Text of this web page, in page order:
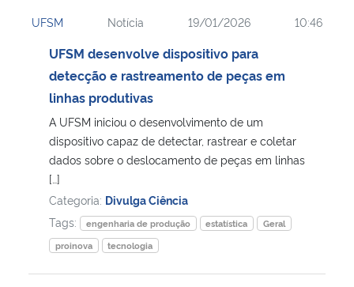
Ministério da Mulher, da Família e dos Direitos Humanos
Secretaria-Geral
Secretaria de Governo
Gabinete de Segurança Institucional
Advocacia-Geral da União
UFSM Notícia 19/01/2026 10:46
UFSM desenvolve dispositivo para
detecção e rastreamento de peças em
linhas produtivas
A UFSM iniciou o desenvolvimento de um
dispositivo capaz de detectar, rastrear e coletar
dados sobre o deslocamento de peças em linhas
[…]
Categoria: Divulga Ciência
Tags:
engenharia de produção estatística
Geral
proinova
tecnologia